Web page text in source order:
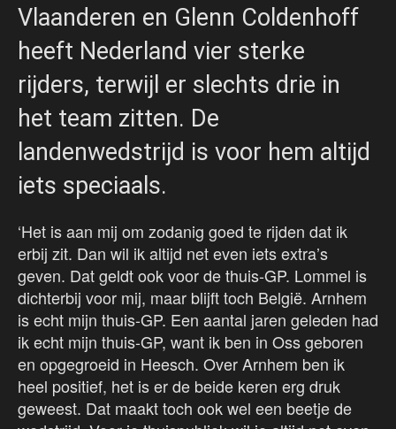
Vlaanderen en Glenn Coldenhoff
heeft Nederland vier sterke
rijders, terwijl er slechts drie in
het team zitten. De
landenwedstrijd is voor hem altijd
iets speciaals.
‘Het is aan mij om zodanig goed te rijden dat ik
erbij zit. Dan wil ik altijd net even iets extra’s
geven. Dat geldt ook voor de thuis-GP. Lommel is
dichterbij voor mij, maar blijft toch België. Arnhem
is echt mijn thuis-GP. Een aantal jaren geleden had
ik echt mijn thuis-GP, want ik ben in Oss geboren
en opgegroeid in Heesch. Over Arnhem ben ik
heel positief, het is er de beide keren erg druk
geweest. Dat maakt toch ook wel een beetje de